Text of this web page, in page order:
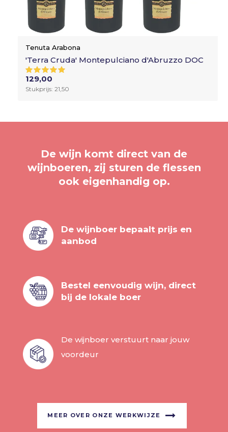
Tenuta Arabona
'Terra Cruda' Montepulciano d'Abruzzo DOC
129,00
Stukprijs: 21,50
De wijn komt direct van de
wijnboeren, zij sturen de flessen
ook eigenhandig op.
De wijnboer bepaalt prijs en
aanbod
Bestel eenvoudig wijn, direct
bij de lokale boer
De wijnboer verstuurt naar jouw
voordeur
MEER OVER ONZE WERKWIJZE